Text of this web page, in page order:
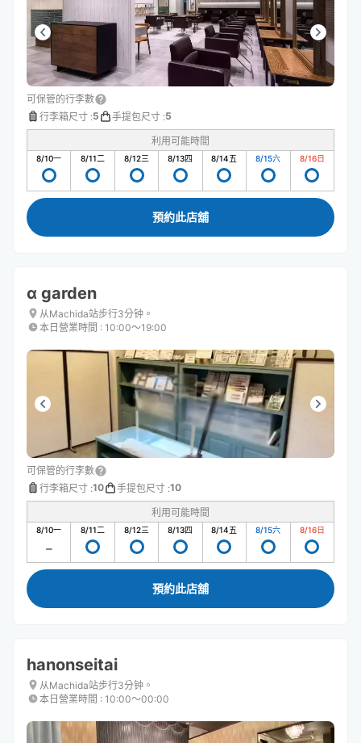
可保管的行李數
行李箱尺寸 :5 手提包尺寸 :5
利用可能時間
8/10一 8/11二 8/12三 8/13四 8/14五 8/15六 8/16日
預約此店舖
α garden
从Machida站步行3分钟。
本日營業時間 : 10:00〜19:00
可保管的行李數
行李箱尺寸 :10 手提包尺寸 :10
利用可能時間
8/10一 8/11二 8/12三 8/13四 8/14五 8/15六 8/16日
預約此店舖
hanonseitai
从Machida站步行3分钟。
本日營業時間 : 10:00〜00:00